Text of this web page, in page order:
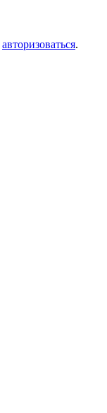
авторизоваться.